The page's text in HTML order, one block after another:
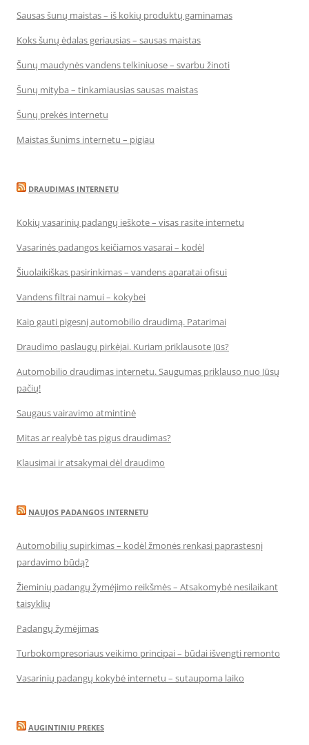
Sausas šunų maistas – iš kokių produktų gaminamas
Koks šunų ėdalas geriausias – sausas maistas
Šunų maudynės vandens telkiniuose – svarbu žinoti
Šunų mityba – tinkamiausias sausas maistas
Šunų prekės internetu
Maistas šunims internetu – pigiau
DRAUDIMAS INTERNETU
Kokių vasarinių padangų ieškote – visas rasite internetu
Vasarinės padangos keičiamos vasarai – kodėl
Šiuolaikiškas pasirinkimas – vandens aparatai ofisui
Vandens filtrai namui – kokybei
Kaip gauti pigesnį automobilio draudimą. Patarimai
Draudimo paslaugų pirkėjai. Kuriam priklausote Jūs?
Automobilio draudimas internetu. Saugumas priklauso nuo Jūsų
pačių!
Saugaus vairavimo atmintinė
Mitas ar realybė tas pigus draudimas?
Klausimai ir atsakymai dėl draudimo
NAUJOS PADANGOS INTERNETU
Automobilių supirkimas – kodėl žmonės renkasi paprastesnį
pardavimo būdą?
Žieminių padangų žymėjimo reikšmės – Atsakomybė nesilaikant
taisyklių
Padangų žymėjimas
Turbokompresoriaus veikimo principai – būdai išvengti remonto
Vasarinių padangų kokybė internetu – sutaupoma laiko
AUGINTINIU PREKES